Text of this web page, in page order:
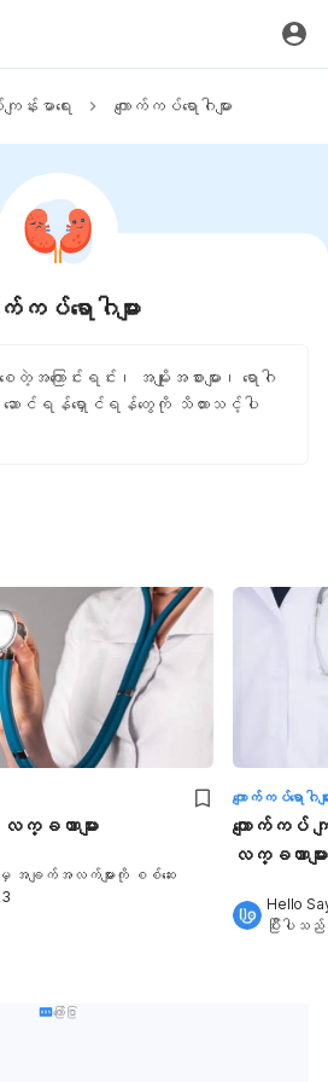
န်းမာရေး ကျောက်ကပ်ရောဂါများ
ာက်ကပ်ရောဂါများ
တဲ့အကြောင်းရင်း၊ အမျိုးအစားများ၊ ရောဂါ
ာင်ရန်ရှောင်ရန်တွေကို သိထားသင့်ပါ
က္ခဏာများ
မှ အချက်အလက်များကို စစ်ဆေး
ကျောက်ကပ်ရောဂါမျ
ကျောက်ကပ် က
လက္ခဏာများ
Hello
ပြီးပါသ
ကြော်ငြာ